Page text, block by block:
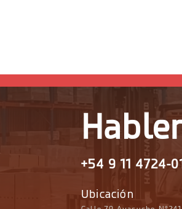
+54 9 11 4724-
Ubicación